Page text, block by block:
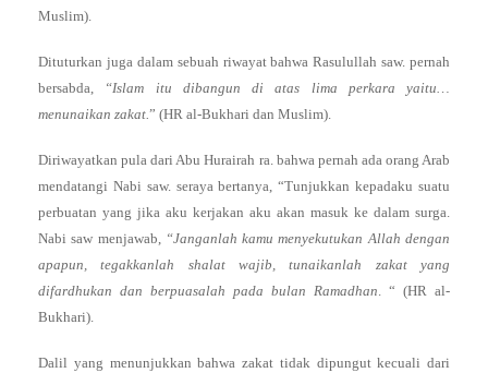
Muslim).
Dituturkan juga dalam sebuah riwayat bahwa Rasulullah saw. pernah
bersabda,
“Islam itu dibangun di atas lima perkara yaitu…
menunaikan zakat.” (HR al-Bukhari dan Muslim).
Diriwayatkan pula dari Abu Hurairah ra. bahwa pernah ada orang Arab
mendatangi Nabi saw. seraya bertanya, “Tunjukkan kepadaku suatu
perbuatan yang jika aku kerjakan aku akan masuk ke dalam surga.
Nabi saw menjawab, “Janganlah kamu menyekutukan Allah dengan
apapun, tegakkanlah shalat wajib, tunaikanlah zakat yang
difardhukan dan berpuasalah pada bulan Ramadhan. “ (HR al-
Bukhari).
Dalil yang menunjukkan bahwa zakat tidak dipungut kecuali dari